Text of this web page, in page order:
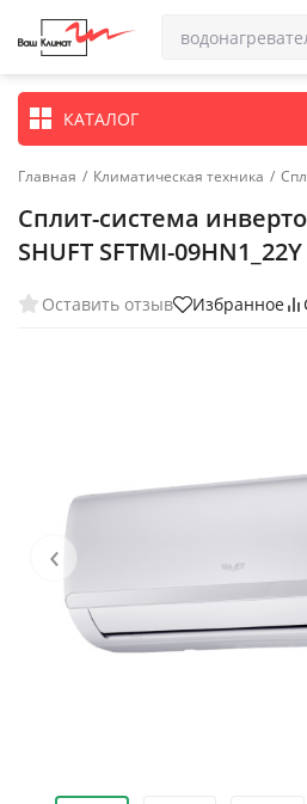
КАТАЛОГ
Главная / Климатическая техника /
Сплит-система
SHUFT SFTMI-
Оставить отзыв Избранное
‹